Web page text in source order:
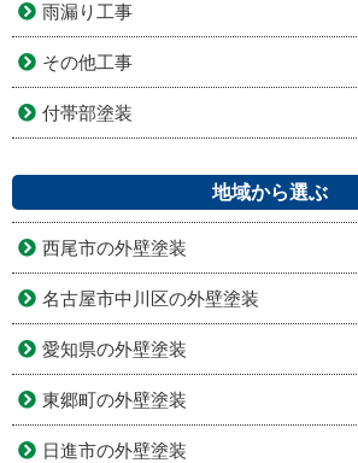
雨漏り工事
その他工事
付帯部塗装
地域から選ぶ
西尾市の外壁塗装
名古屋市中川区の外壁塗装
愛知県の外壁塗装
東郷町の外壁塗装
日進市の外壁塗装